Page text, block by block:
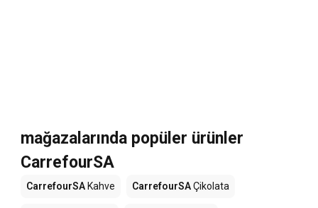
mağazalarında popüler ürünler
CarrefourSA
CarrefourSA Kahve CarrefourSAÇikolata